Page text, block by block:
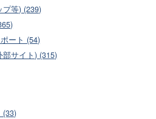
プ等) (239)
ート (54)
部サイト) (315)
(33)